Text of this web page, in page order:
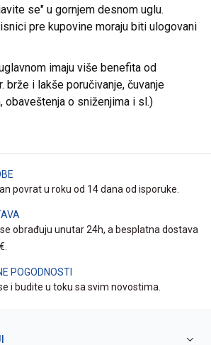
se" u gornjem desnom uglu.
pre kupovine moraju biti ulogovani
imaju više benefita od
brže i lakše poručivanje, čuvanje
obaveštenja o sniženjima i sl.)
povrat u roku od 14 dana od isporuke.
obrađuju unutar 24h, a besplatna dostava
POGODNOSTI
i budite u toku sa svim novostima.